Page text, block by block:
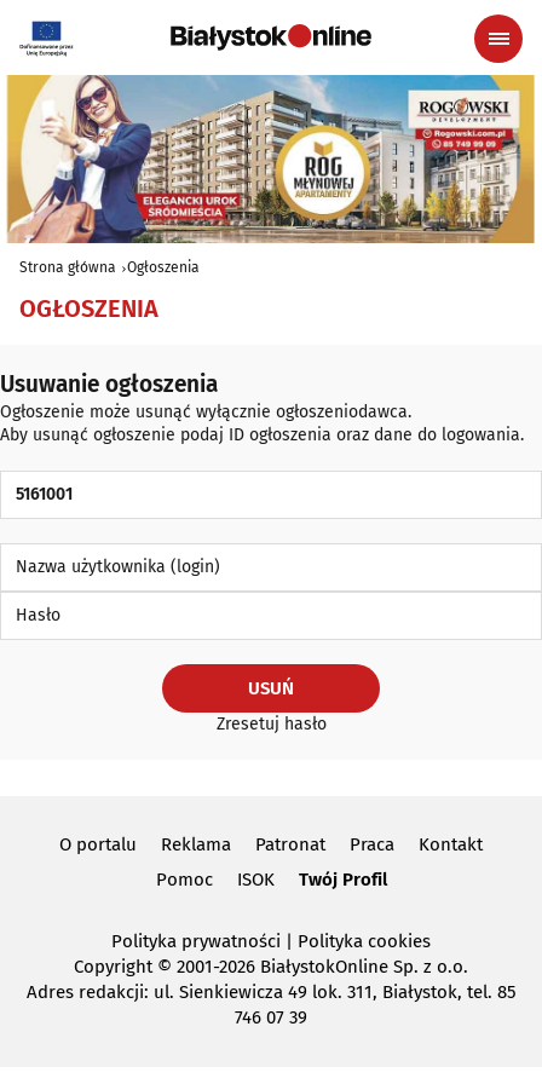
Strona główna Ogłoszenia
OGŁOSZENIA
Usuwanie ogłoszenia
Ogłoszenie może usunąć wyłącznie ogłoszeniodawca.
Aby usunąć ogłoszenie podaj ID ogłoszenia oraz dane do logowania.
Nazwa użytkownika (login)
USUŃ
Zresetuj hasło
O portalu Reklama Patronat Praca
Kontakt
Pomoc
ISOK Twój Profil
Polityka prywatności | Polityka cookies
Copyright © 2001-2026 BiałystokOnline Sp. z o.o.
Adres redakcji: ul. Sienkiewicza 49 lok. 311, Białystok, tel. 85
746 07 39